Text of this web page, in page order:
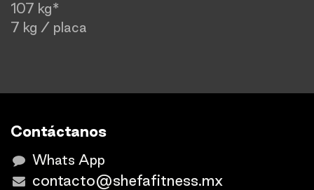
107 kg*
7 kg / placa
Contáctanos
Whats App
contacto@shefafitness.mx